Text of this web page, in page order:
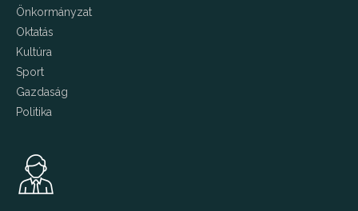
Önkormányzat
Oktatás
Kultúra
Sport
Gazdaság
Politika